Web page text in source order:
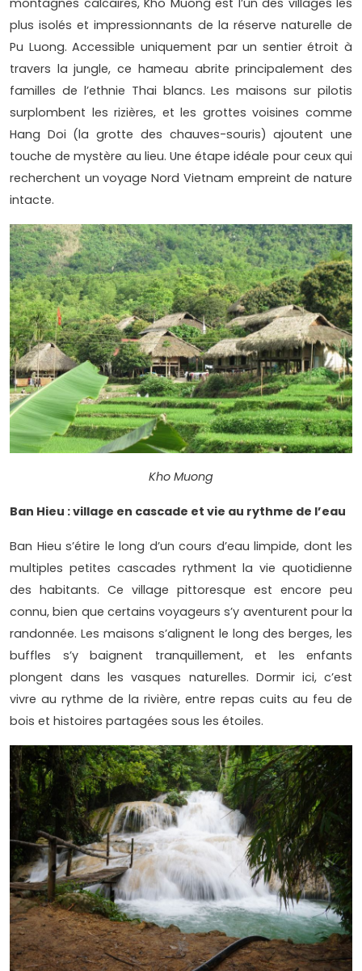
montagnes calcaires, Kho Muong est l’un des villages les
plus isolés et impressionnants de la réserve naturelle de
Pu Luong. Accessible uniquement par un sentier étroit à
travers la jungle, ce hameau abrite principalement des
familles de l’ethnie Thai blancs. Les maisons sur pilotis
surplombent les rizières, et les grottes voisines comme
Hang Doi (la grotte des chauves-souris) ajoutent une
touche de mystère au lieu. Une étape idéale pour ceux qui
recherchent un voyage Nord Vietnam empreint de nature
intacte.
Kho Muong
Ban Hieu : village en cascade et vie au rythme de l’eau
Ban Hieu s’étire le long d’un cours d’eau limpide, dont les
multiples petites cascades rythment la vie quotidienne
des habitants. Ce village pittoresque est encore peu
connu, bien que certains voyageurs s’y aventurent pour la
randonnée. Les maisons s’alignent le long des berges, les
buffles s’y baignent tranquillement, et les enfants
plongent dans les vasques naturelles. Dormir ici, c’est
vivre au rythme de la rivière, entre repas cuits au feu de
bois et histoires partagées sous les étoiles.